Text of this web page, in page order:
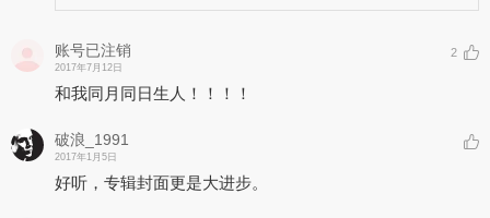
账号已注销
2017年7月12日
2
和我同月同日生人！！！！
破浪_1991
2017年1月5日
好听，专辑封面更是大进步。